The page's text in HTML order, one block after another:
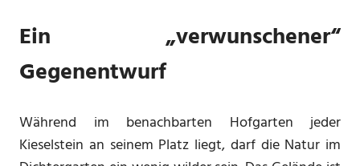
Ein „verwunschener“
Gegenentwurf
Während im benachbarten Hofgarten jeder
Kieselstein an seinem Platz liegt, darf die Natur im